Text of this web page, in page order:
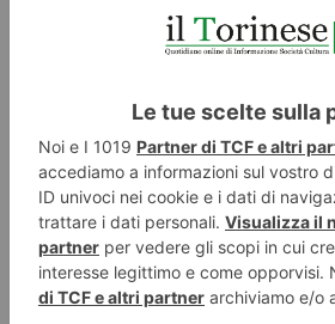
Ecco gli orari estivi delle biblioteche
A causa delle elevate temperature e a tutela